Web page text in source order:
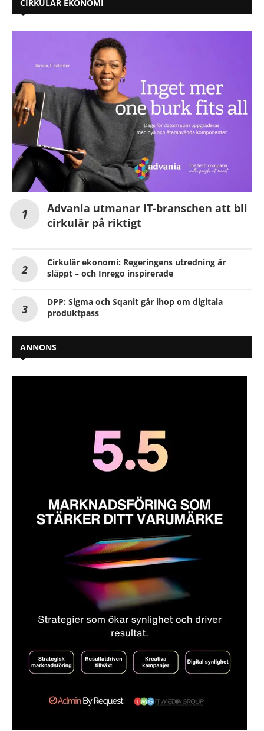
CIRKULÄR EKONOMI
Advania utmanar IT-branschen att bli
cirkulär på riktigt
Cirkulär ekonomi: Regeringens utredning är
släppt – och Inrego inspirerade
DPP: Sigma och Sqanit går ihop om digitala
produktpass
ANNONS